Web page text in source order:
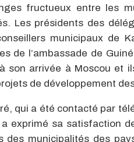
fructueux entre les
Les présidents des
municipaux de
de l’ambassade de
son arrivée à Moscou et
de développement
qui a été contacté par
a exprimé sa satisfaction
des municipalités des